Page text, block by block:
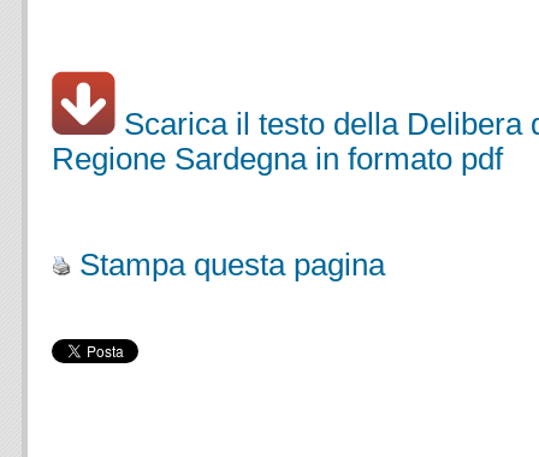
Scarica il testo della Delibera
Regione Sardegna in formato pdf
Stampa questa pagina